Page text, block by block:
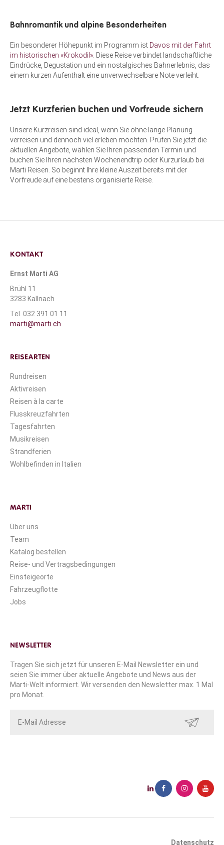
Bahnromantik und alpine Besonderheiten
Ein besonderer Höhepunkt im Programm ist Davos mit der Fahrt
im historischen «Krokodil» . Diese Reise verbindet landschaftliche
Eindrücke, Degustation und ein nostalgisches Bahnerlebnis, das
einem kurzen Aufenthalt eine unverwechselbare Note verleiht.
Jetzt Kurzferien buchen und Vorfreude sichern
Unsere Kurzreisen sind ideal, wenn Sie ohne lange Planung
verreisen und dennoch viel erleben möchten. Prüfen Sie jetzt die
aktuellen Angebote, wählen Sie Ihren passenden Termin und
buchen Sie Ihren nächsten Wochenendtrip oder Kurzurlaub bei
Marti Reisen. So beginnt Ihre kleine Auszeit bereits mit der
Vorfreude auf eine bestens organisierte Reise.
KONTAKT
Ernst Marti AG
Brühl 11
3283 Kallnach
Tel. 032 391 01 11
marti@marti.ch
REISEARTEN
Rundreisen
Aktivreisen
Reisen à la carte
Flusskreuzfahrten
Tagesfahrten
Musikreisen
Strandferien
Wohlbefinden in Italien
MARTI
Über uns
Team
Katalog bestellen
Reise- und Vertragsbedingungen
Einsteigeorte
Fahrzeugflotte
Jobs
NEWSLETTER
Tragen Sie sich jetzt für unseren E-Mail Newsletter ein und
seien Sie immer über aktuelle Angebote und News aus der
Marti-Welt informiert. Wir versenden den Newsletter max. 1 Mal
pro Monat.
SENDEN
Datenschutz